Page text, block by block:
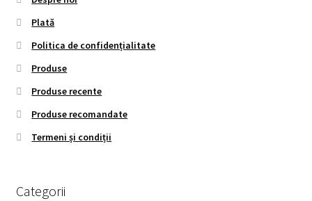
Plată
Politica de confidențialitate
Produse
Produse recente
Produse recomandate
Termeni și condiții
Categorii